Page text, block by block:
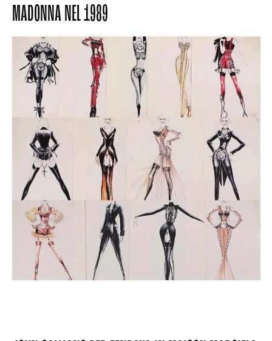
MADONNA NEL 1989